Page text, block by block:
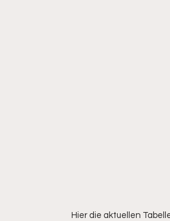
Hier die aktuellen